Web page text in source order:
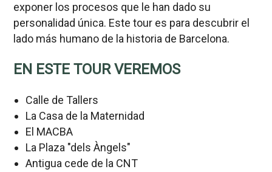
exponer los procesos que le han dado su
personalidad única. Este tour es para descubrir el
lado más humano de la historia de Barcelona.
EN ESTE TOUR VEREMOS
Calle de Tallers
La Casa de la Maternidad
El MACBA
La Plaza "dels Àngels"
Antigua cede de la CNT